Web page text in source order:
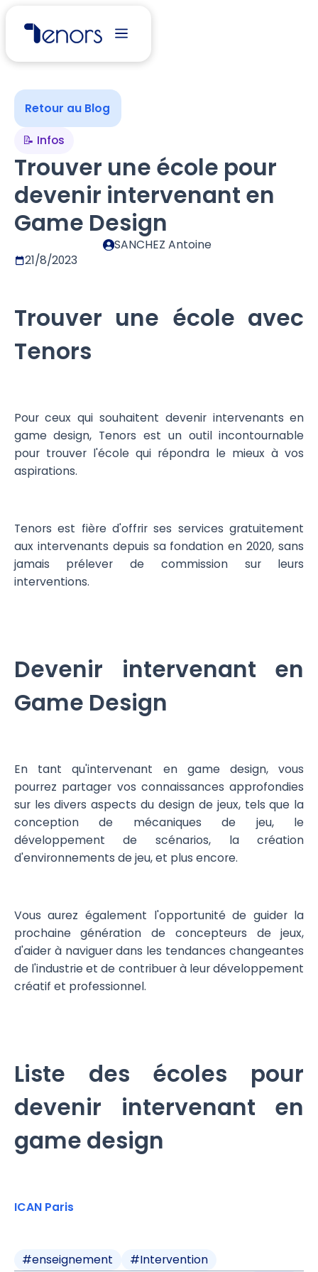
Retour au Blog
📝 Infos
Trouver une école pour
devenir intervenant en
Game Design
SANCHEZ Antoine
21/8/2023
Trouver une école avec
Tenors
Pour ceux qui souhaitent devenir intervenants en
game design, Tenors est un outil incontournable
pour trouver l'école qui répondra le mieux à vos
aspirations.
Tenors est fière d'offrir ses services gratuitement
aux intervenants depuis sa fondation en 2020, sans
jamais prélever de commission sur leurs
interventions.
Devenir intervenant en
Game Design
En tant qu'intervenant en game design, vous
pourrez partager vos connaissances approfondies
sur les divers aspects du design de jeux, tels que la
conception de mécaniques de jeu, le
développement de scénarios, la création
d'environnements de jeu, et plus encore.
Vous aurez également l'opportunité de guider la
prochaine génération de concepteurs de jeux,
d'aider à naviguer dans les tendances changeantes
de l'industrie et de contribuer à leur développement
créatif et professionnel.
Liste des écoles pour
devenir intervenant en
game design
ICAN Paris
#enseignement #Intervention